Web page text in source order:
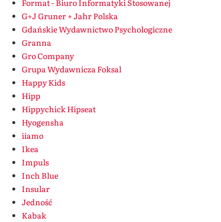
Format - Biuro Informatyki Stosowanej
G+J Gruner + Jahr Polska
Gdańskie Wydawnictwo Psychologiczne
Granna
Gro Company
Grupa Wydawnicza Foksal
Happy Kids
Hipp
Hippychick Hipseat
Hyogensha
iiamo
Ikea
Impuls
Inch Blue
Insular
Jedność
Kabak